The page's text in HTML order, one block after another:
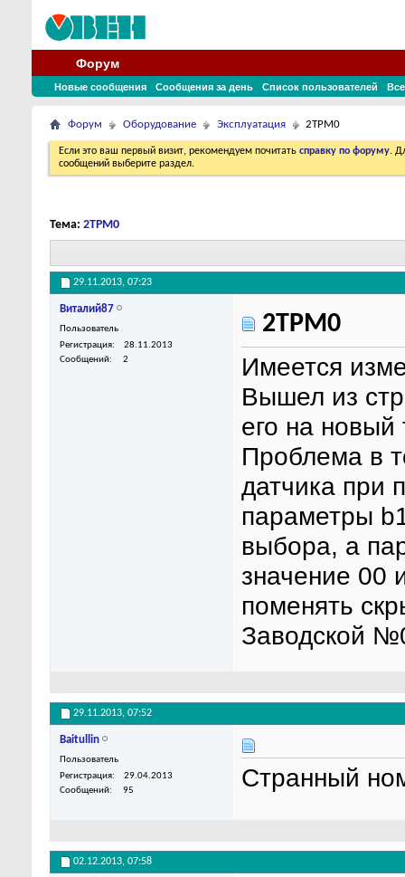
Форум
Новые сообщения Сообщения за день Список пользователей
Форум Оборудование Эксплуатация 2ТРМ0
Если это ваш первый визит, рекомендуем почитать справку по форуму.
сообщений выберите раздел.
Тема: 2ТРМ0
29.11.2013, 07:23
Виталий87
Пользователь
Регистрация
28.11.2013
Сообщений
2
2ТРМ0
Имеется
Вышел из
его на новый
Проблема в
датчика при
параметры
выбора, а
значение 00
поменять
Заводской
29.11.2013, 07:52
Baitullin
Пользователь
Регистрация
29.04.2013
Сообщений
95 Странный
02.12.2013, 07:58